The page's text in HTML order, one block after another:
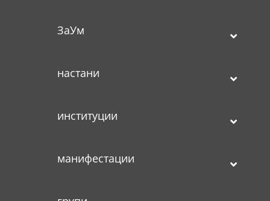
ЗаУм
настани
институции
манифестации